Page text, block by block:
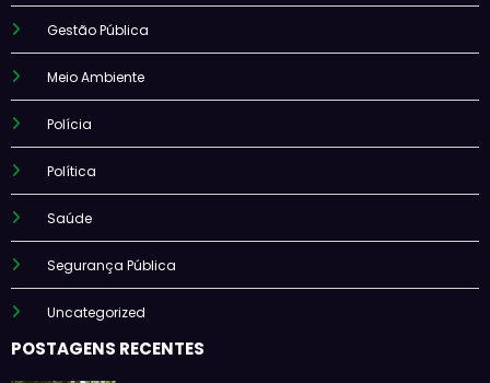
Gestão Pública
Meio Ambiente
Polícia
Política
Saúde
Segurança Pública
Uncategorized
POSTAGENS RECENTES